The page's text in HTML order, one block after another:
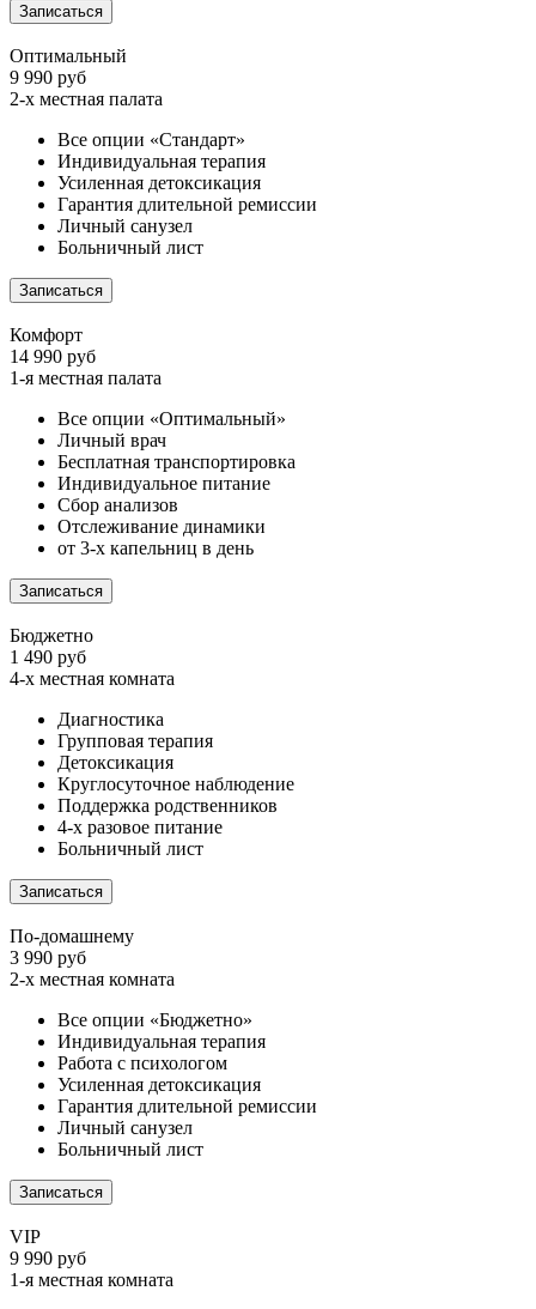
Записаться
Оптимальный
9 990 руб
2-х местная палата
Все опции «Стандарт»
Индивидуальная терапия
Усиленная детоксикация
Гарантия длительной ремиссии
Личный санузел
Больничный лист
Записаться
Комфорт
14 990 руб
1-я местная палата
Все опции «Оптимальный»
Личный врач
Бесплатная транспортировка
Индивидуальное питание
Сбор анализов
Отслеживание динамики
от 3-х капельниц в день
Записаться
Бюджетно
1 490 руб
4-х местная комната
Диагностика
Групповая терапия
Детоксикация
Круглосуточное наблюдение
Поддержка родственников
4-х разовое питание
Больничный лист
Записаться
По-домашнему
3 990 руб
2-х местная комната
Все опции «Бюджетно»
Индивидуальная терапия
Работа с психологом
Усиленная детоксикация
Гарантия длительной ремиссии
Личный санузел
Больничный лист
Записаться
VIP
9 990 руб
1-я местная комната